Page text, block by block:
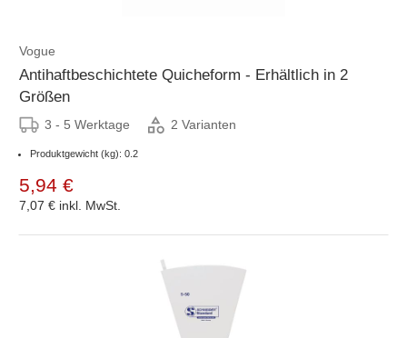
Vogue
Antihaftbeschichtete Quicheform - Erhältlich in 2
Größen
3 - 5 Werktage 2 Varianten
Produktgewicht (kg): 0.2
5,94 €
7,07 € inkl. MwSt.